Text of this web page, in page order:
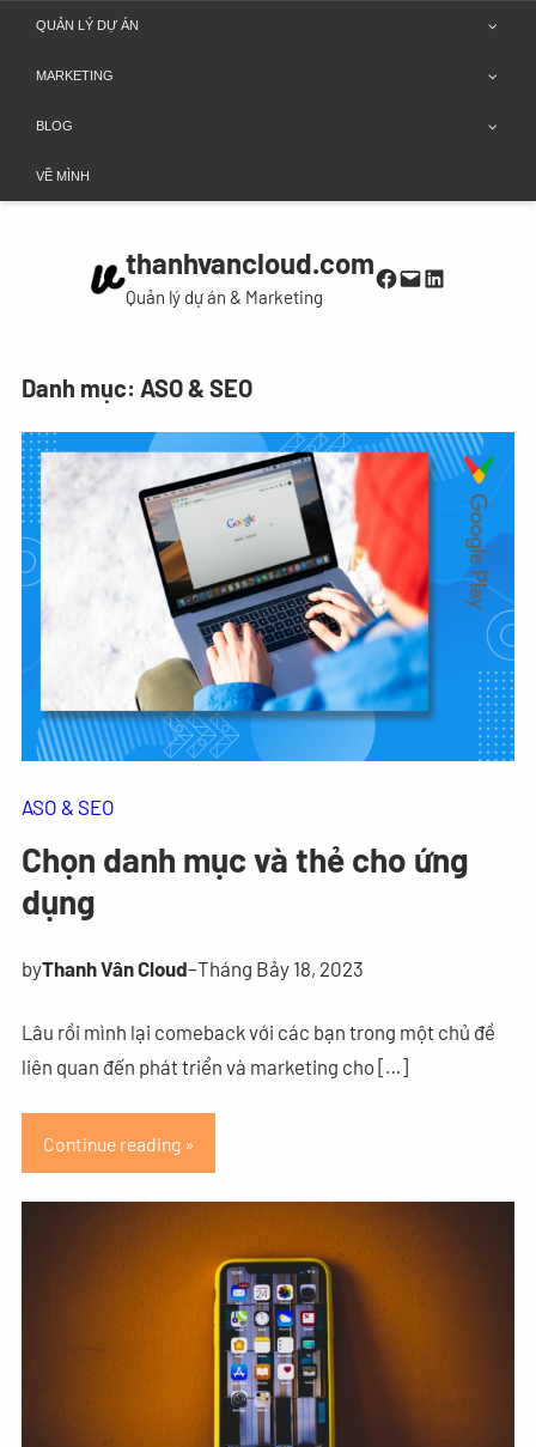
Chuyển
phần
QUẢN LÝ DỰ ÁN
MARKETING
BLOG
VỀ MÌNH
thanhvancloud.com
Quản lý dự án & Marketing
Facebook
MailLinkedIn
Danh mục: ASO & SEO
ASO & SEO
Chọn danh mục và thẻ cho ứng
dụng
byThanh Vân Cloud–Tháng Bảy 18, 2023
Lâu rồi mình lại comeback với các bạn trong một chủ đề
liên quan đến phát triển và marketing cho […]
Continue reading »